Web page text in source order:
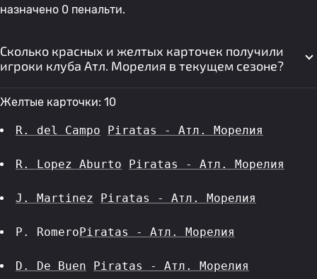
назначено 0 пенальти.
Сколько красных и желтых карточек получили
игроки клуба Атл. Морелия в текущем сезоне?
Желтые карточки: 10
R. del Campo Piratas - Атл. Морелия
R. Lopez Aburto Piratas - Атл. Морелия
J. Martinez Piratas - Атл. Морелия
P. RomeroPiratas - Атл. Морелия
D. De Buen Piratas - Атл. Морелия